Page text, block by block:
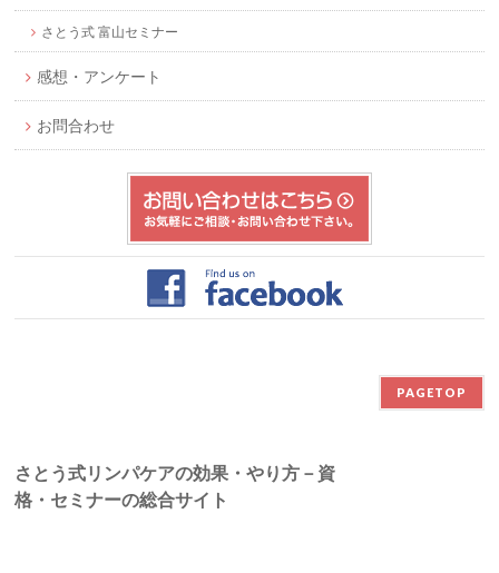
さとう式 富山セミナー
感想・アンケート
お問合わせ
PAGETOP
さとう式リンパケアの効果・やり方－資
格・セミナーの総合サイト